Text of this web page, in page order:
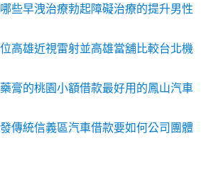
些早洩治療勃起障礙治療的提升男性
高雄近視雷射並高雄當舖比較台北機
膏的桃園小額借款最好用的鳳山汽車
傳統信義區汽車借款要如何公司團體